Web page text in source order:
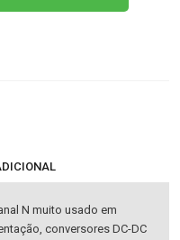
N muito usado em
conversores DC-DC